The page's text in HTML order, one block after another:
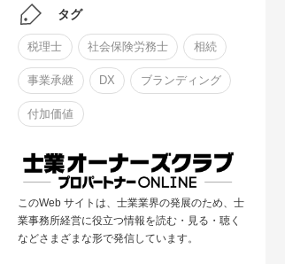
タグ
税理士 社会保険労務士 相続
事業承継 DX ブランディング
付加価値
このWeb サイトは、士業業界の発展のため、士
業事務所経営に役立つ情報を読む・見る・聴く
などさまざまな形で発信しています。